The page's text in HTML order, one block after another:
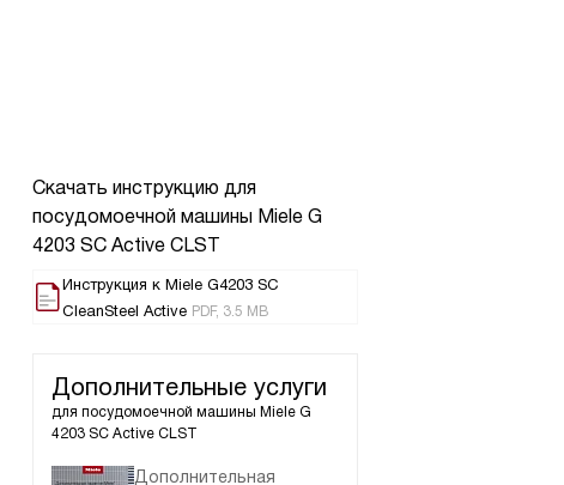
Скачать инструкцию для
посудомоечной машины Miele G
4203 SC Active CLST
Инструкция к Miele G4203 SC
CleanSteel Active PDF, 3.5 MB
Дополнительные услуги
для посудомоечной машины Miele G
4203 SC Active CLST
Дополнительная